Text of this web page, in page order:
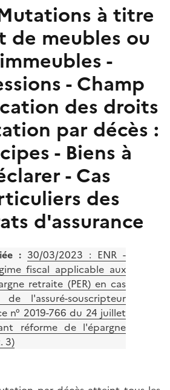
à titre
de meubles ou
-
- Champ
des droits
par décès :
- Biens à
- Cas
des
d'assurance
: 30/03/2023 : ENR -
fiscal applicable aux
retraite (PER) en cas
l'assuré-souscripteur
n° 2019-766 du 24 juillet
réforme de l'épargne
3)